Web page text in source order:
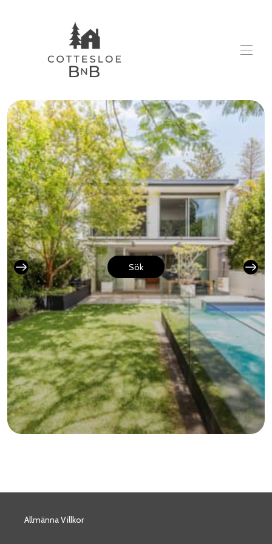
Start
Samtliga fastigheter ▾
Handla om
Kontakta oss
Blogg
Sök
Allmänna Villkor